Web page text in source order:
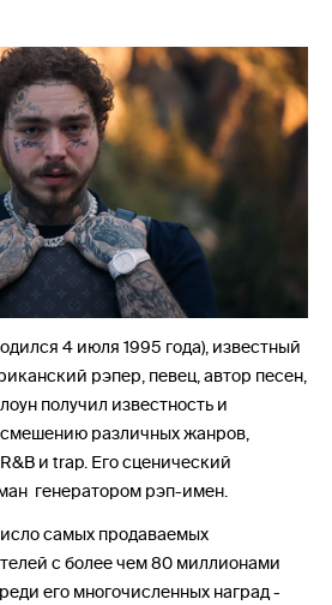
4 июля 1995 года), известный
рэпер, певец, автор песен,
получил известность и
смешению различных жанров,
и trap. Его сценический
генератором рэп-имен.
самых продаваемых
с более чем 80 миллионами
его многочисленных наград -